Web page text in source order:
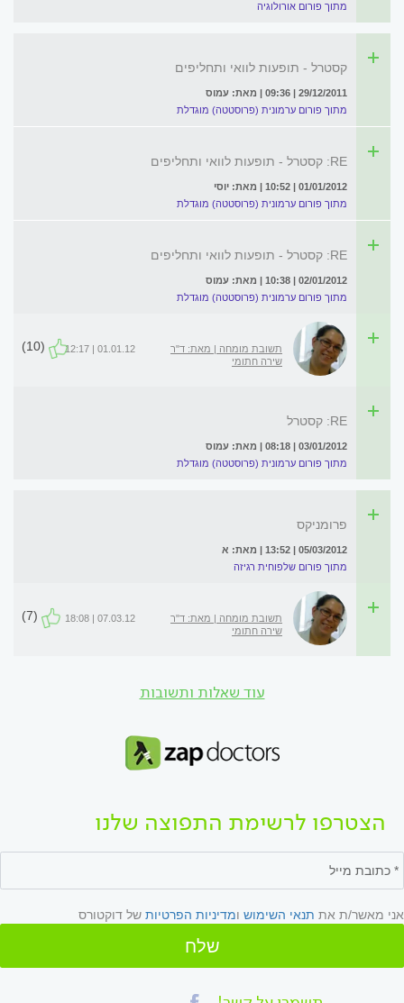
מתוך פורום אורולוגיה
קסטרל - תופעות לוואי ותחליפים
29/12/2011 | 09:36 | מאת: עמוס
מתוך פורום ערמונית (פרוסטטה) מוגדלת
RE: קסטרל - תופעות לוואי ותחליפים
01/01/2012 | 10:52 | מאת: יוסי
מתוך פורום ערמונית (פרוסטטה) מוגדלת
RE: קסטרל - תופעות לוואי ותחליפים
02/01/2012 | 10:38 | מאת: עמוס
מתוך פורום ערמונית (פרוסטטה) מוגדלת
תשובת מומחה | מאת: ד"ר
שירה חתומי
01.01.12 | 12:17
(10)
RE: קסטרל
03/01/2012 | 08:18 | מאת: עמוס
מתוך פורום ערמונית (פרוסטטה) מוגדלת
פרומניקס
05/03/2012 | 13:52 | מאת: א
מתוך פורום שלפוחית רגיזה
תשובת מומחה | מאת: ד"ר
שירה חתומי
07.03.12 | 18:08
(7)
עוד שאלות ותשובות
הצטרפו לרשימת התפוצה שלנו
אני מאשר/ת את תנאי השימוש ומדיניות הפרטיות של דוקטורס
שלח